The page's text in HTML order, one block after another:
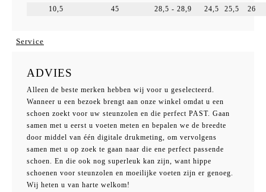
10,5
45 28,5 - 28,9 24,5 25,5 26
Service
ADVIES
Alleen de beste merken hebben wij voor u geselecteerd.
Wanneer u een bezoek brengt aan onze winkel omdat u een
schoen zoekt voor uw steunzolen en die perfect PAST. Gaan
samen met u eerst u voeten meten en bepalen we de breedte
door middel van één digitale drukmeting, om vervolgens
samen met u op zoek te gaan naar die ene perfect passende
schoen. En die ook nog superleuk kan zijn, want hippe
schoenen voor steunzolen en moeilijke voeten zijn er genoeg.
Wij heten u van harte welkom!